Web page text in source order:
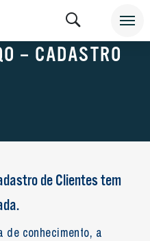
– CADASTRO
de Clientes tem
conhecimento, a